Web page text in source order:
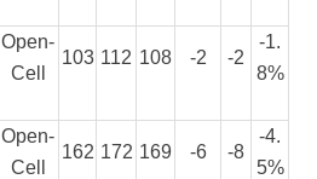
Open-
Cell
103 112 108 -2 -2
-1.
8%
Open-
Cell
162 172 169 -6 -8
-4.
5%